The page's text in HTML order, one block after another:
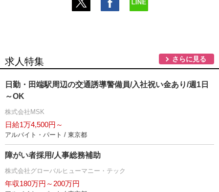
求人特集 さらに見る
日勤・田端駅周辺の交通誘導警備員/入社祝い金あり/週1日
～OK
株式会社MSK
日給1万4,500円～
アルバイト・パート / 東京都
障がい者採用/人事総務補助
株式会社グローバルヒューマニー・テック
年収180万円～200万円